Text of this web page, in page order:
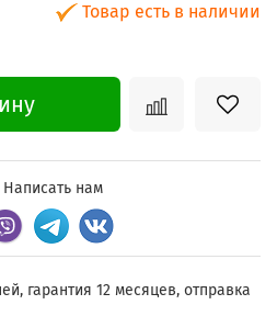
Товар есть в наличии
Написать нам
гарантия 12 месяцев, отправка